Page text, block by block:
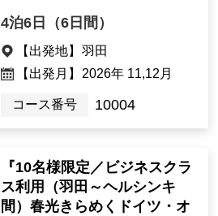
4泊6日（6日間）
【出発地】 羽田
【出発月】 2026年 11,12月
コース番号 10004
『10名様限定／ビジネスクラ
ス利用（羽田～ヘルシンキ
間）春光きらめくドイツ・オ